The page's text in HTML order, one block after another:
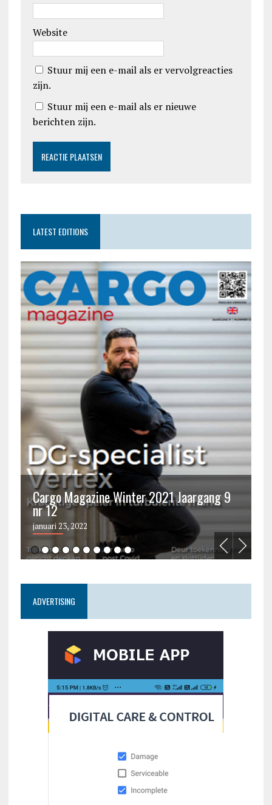
Website
Stuur mij een e-mail als er vervolgreacties
zijn.
Stuur mij een e-mail als er nieuwe
berichten zijn.
LATEST EDITIONS
Cargo Magazine Winter 2021 Jaargang 9
nr 12
januari 23, 2022
ADVERTISING